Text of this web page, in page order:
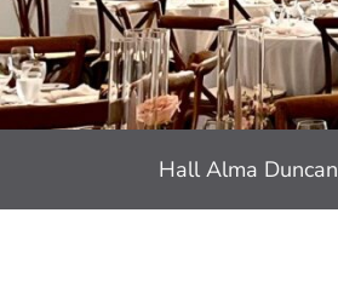
Hall Alma Duncan